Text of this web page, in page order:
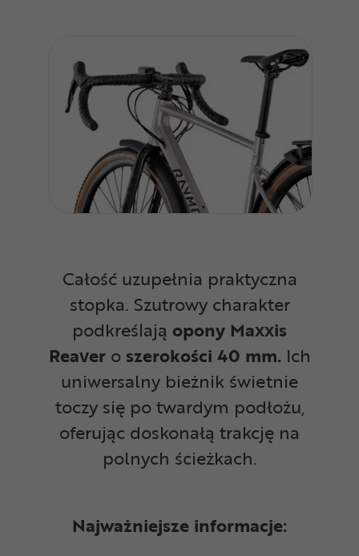
Całość uzupełnia praktyczna
stopka. Szutrowy charakter
podkreślają opony Maxxis
Reavero szerokości 40 mm.Ich
uniwersalny bieżnik świetnie
toczy się po twardym podłożu,
oferując doskonałą trakcję na
polnych ścieżkach.
Najważniejsze informacje: